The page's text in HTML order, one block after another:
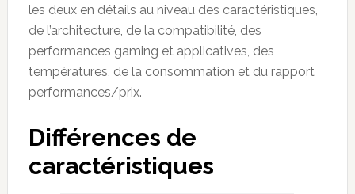
les deux en détails au niveau des caractéristiques,
de l’architecture, de la compatibilité, des
performances gaming et applicatives, des
températures, de la consommation et du rapport
performances/prix.
Différences de
caractéristiques